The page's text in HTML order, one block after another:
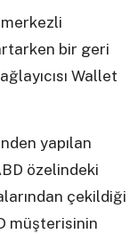
bir geri
Wallet
yapılan
özelindeki
çekildiği
müşterisinin